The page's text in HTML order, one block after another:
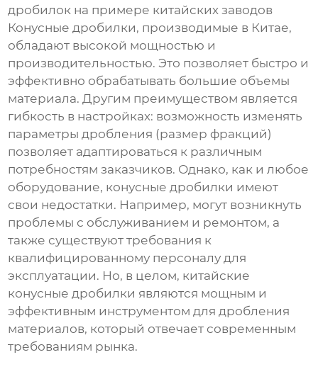
дробилок на примере китайских заводов
Конусные дробилки, производимые в Китае,
обладают высокой мощностью и
производительностью. Это позволяет быстро и
эффективно обрабатывать большие объемы
материала. Другим преимуществом является
гибкость в настройках: возможность изменять
параметры дробления (размер фракций)
позволяет адаптироваться к различным
потребностям заказчиков. Однако, как и любое
оборудование, конусные дробилки имеют
свои недостатки. Например, могут возникнуть
проблемы с обслуживанием и ремонтом, а
также существуют требования к
квалифицированному персоналу для
эксплуатации. Но, в целом, китайские
конусные дробилки являются мощным и
эффективным инструментом для дробления
материалов, который отвечает современным
требованиям рынка.